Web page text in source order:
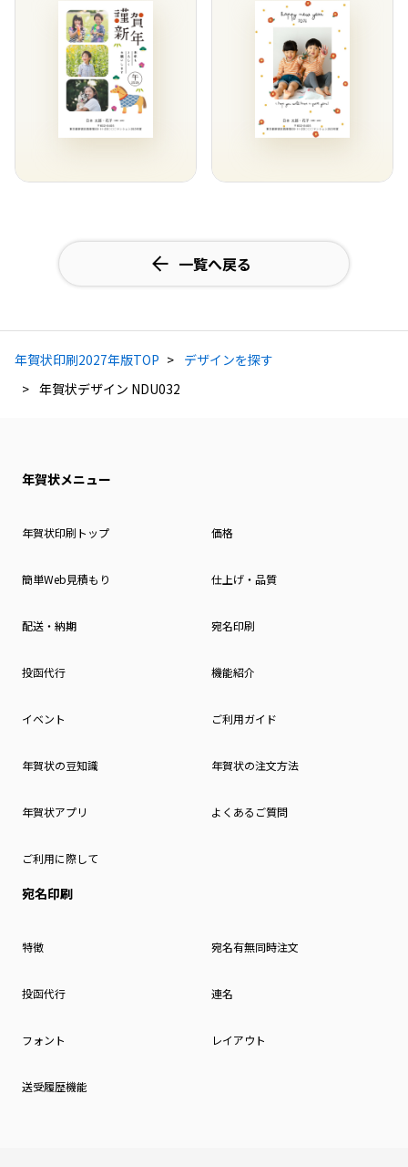
一覧へ戻る
年賀状印刷2027年版TOP
デザインを探す
年賀状デザイン NDU032
年賀状メニュー
年賀状印刷トップ 価格
簡単Web見積もり 仕上げ・品質
配送・納期 宛名印刷
投函代行 機能紹介
イベント ご利用ガイド
年賀状の豆知識 年賀状の注文方法
年賀状アプリ よくあるご質問
ご利用に際して
宛名印刷
特徴 宛名有無同時注文
投函代行 連名
フォント レイアウト
送受履歴機能